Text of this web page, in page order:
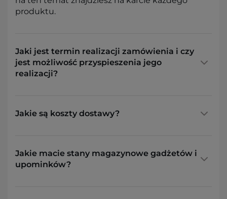
produktu.
Jaki jest termin realizacji zamówienia i czy
jest możliwość przyspieszenia jego
realizacji?
Jakie są koszty dostawy?
Jakie macie stany magazynowe gadżetów i
upominków?